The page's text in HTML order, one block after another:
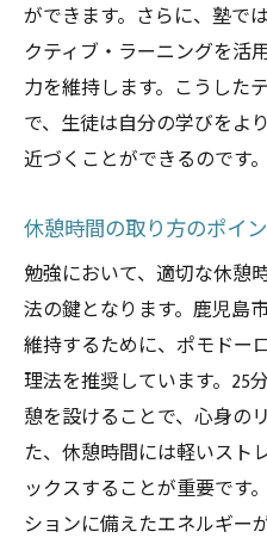
ができます。さらに、塾で
クティブ・ラーニングを活
力を維持します。こうした
で、生徒は自分の学びをよ
近づくことができるのです。
休憩時間の取り方のポイ
勉強において、適切な休憩
法の鍵となります。鹿児島
維持するために、ポモドー
理法を推奨しています。25
憩を設けることで、心身の
た、休憩時間には軽いスト
ックスすることが重要です
ションに備えたエネルギー